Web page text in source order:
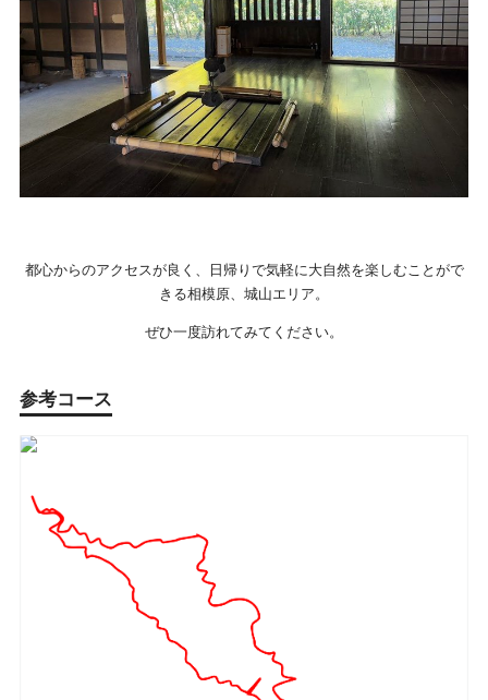
都心からのアクセスが良く、日帰りで気軽に大自然を楽しむことがで
きる相模原、城山エリア。
ぜひ一度訪れてみてください。
参考コース